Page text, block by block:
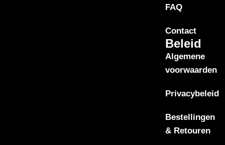
FAQ
Contact
Beleid
Algemene
voorwaarden
Privacybeleid
Bestellingen
& Retouren